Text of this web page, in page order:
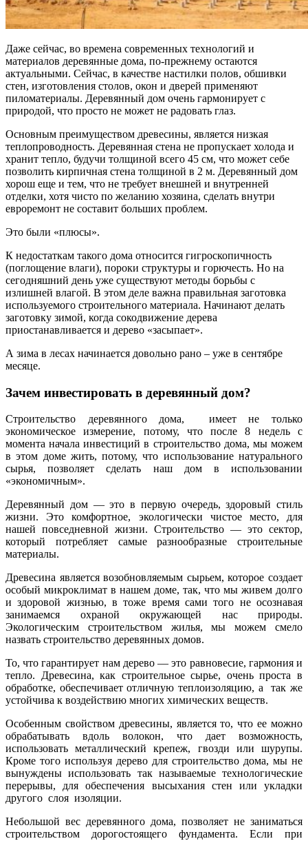
Даже сейчас, во времена современных технологий и
материалов деревянные дома, по-прежнему остаются
актуальными. Сейчас, в качестве настилки полов, обшивки
стен, изготовления столов, окон и дверей применяют
пиломатериалы. Деревянный дом очень гармонирует с
природой, что просто не может не радовать глаз.
Основным преимуществом древесины, является низкая
теплопроводность. Деревянная стена не пропускает холода и
хранит тепло, будучи толщиной всего 45 см, что может себе
позволить кирпичная стена толщиной в 2 м. Деревянный дом
хорош еще и тем, что не требует внешней и внутренней
отделки, хотя чисто по желанию хозяина, сделать внутри
евроремонт не составит больших проблем.
Это были «плюсы».
К недостаткам такого дома относится гигроскопичность
(поглощение влаги), пороки структуры и горючесть. Но на
сегодняшний день уже существуют методы борьбы с
излишней влагой. В этом деле важна правильная заготовка
используемого строительного материала. Начинают делать
заготовку зимой, когда сокодвижение дерева
приостанавливается и дерево «засыпает».
А зима в лесах начинается довольно рано – уже в сентябре
месяце.
Зачем инвестировать в деревянный дом?
Строительство деревянного дома, имеет не только
экономическое измерение, потому, что после 8 недель с
момента начала инвестиций в строительство дома, мы можем
в этом доме жить, потому, что использование натурального
сырья, позволяет сделать наш дом в использовании
«экономичным».
Деревянный дом — это в первую очередь, здоровый стиль
жизни. Это комфортное, экологически чистое место, для
нашей повседневной жизни. Строительство — это сектор,
который потребляет самые разнообразные строительные
материалы.
Древесина является возобновляемым сырьем, которое создает
особый микроклимат в нашем доме, так, что мы живем долго
и здоровой жизнью, в тоже время сами того не осознавая
занимаемся охраной окружающей нас природы.
Экологическим строительством жилья, мы можем смело
назвать строительство деревянных домов.
То, что гарантирует нам дерево — это равновесие, гармония и
тепло. Древесина, как строительное сырье, очень проста в
обработке, обеспечивает отличную теплоизоляцию, а так же
устойчива к воздействию многих химических веществ.
Особенным свойством древесины, является то, что ее можно
обрабатывать вдоль волокон, что дает возможность,
использовать металлический крепеж, гвозди или шурупы.
Кроме того используя дерево для строительство дома, мы не
вынуждены использовать так называемые технологические
перерывы, для обеспечения высыхания стен или укладки
другого слоя изоляции.
Небольшой вес деревянного дома, позволяет не заниматься
строительством дорогостоящего фундамента. Если при